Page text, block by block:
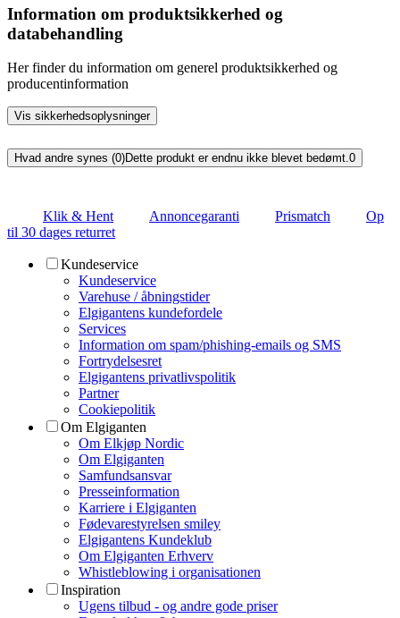
Information om produktsikkerhed og
databehandling
Her finder du information om generel produktsikkerhed og
producentinformation
Vis sikkerhedsoplysninger
Hvad andre synes (0)Dette produkt er endnu ikke blevet bedømt.0
Klik & Hent Annoncegaranti Prismatch
Op
til 30 dages returret
Kundeservice
Kundeservice
Varehuse / åbningstider
Elgigantens kundefordele
Services
Information om spam/phishing-emails og SMS
Fortrydelsesret
Elgigantens privatlivspolitik
Partner
Cookiepolitik
Om Elgiganten
Om Elkjøp Nordic
Om Elgiganten
Samfundsansvar
Presseinformation
Karriere i Elgiganten
Fødevarestyrelsen smiley
Elgigantens Kundeklub
Om Elgiganten Erhverv
Whistleblowing i organisationen
Inspiration
Ugens tilbud - og andre gode priser